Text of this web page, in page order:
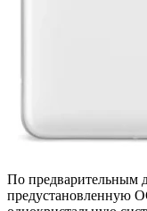
По предварительным
предустановленную